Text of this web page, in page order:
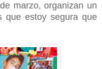
marzo, organizan un
que estoy segura que